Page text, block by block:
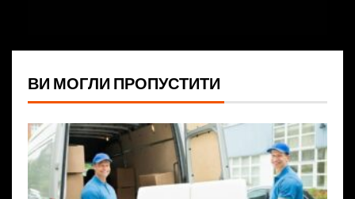
ВИ МОГЛИ ПРОПУСТИТИ